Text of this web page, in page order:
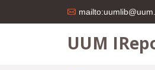
UUM